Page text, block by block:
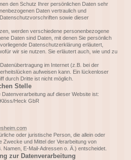
den Schutz Ihrer persönlichen Daten sehr
Daten vertraulich und
sowie dieser
werden verschiedene personenbezogene
Daten sind Daten, mit denen Sie persönlich
Datenschutzerklärung erläutert,
wir sie nutzen. Sie erläutert auch, wie und zu
im Internet (z.B. bei der
aufweisen kann. Ein lückenloser
durch Dritte ist nicht möglich.
Stelle
auf dieser Website ist:
Heck GbR
oder juristische Person, die allein oder
Zwecke und Mittel der Verarbeitung von
E-Mail-Adressen o. Ä.) entscheidet.
zur Datenverarbeitung